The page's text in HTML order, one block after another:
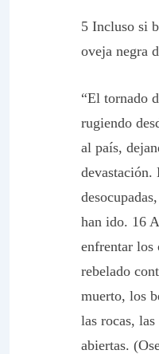
5 Incluso si
oveja negra
“El tornado
rugiendo
al país,
devastación.
han ido. 16
enfrentar los
rebelado
muerto, los
las rocas,
abiertas.